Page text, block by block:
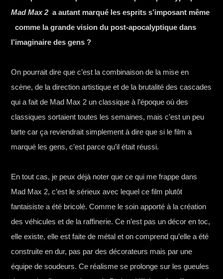
Mad Max 2a autant marqué les esprits s’imposant même
comme la grande vision du post-apocalyptique dans
l’imaginaire des gens ?
On pourrait dire que c’est la combinaison de la mise en
scène, de la direction artistique et de la brutalité des cascades
qui a fait de Mad Max 2 un classique à l’époque où des
classiques sortaient toutes les semaines, mais c’est un peu
tarte car ça reviendrait simplement à dire que si le film a
marqué les gens, c’est parce qu’il était réussi.
En tout cas, je peux déjà noter que ce qui me frappe dans
Mad Max 2, c’est le sérieux avec lequel ce film plutôt
fantaisiste a été bricolé. Comme le soin apporté à la création
des véhicules et de la raffinerie. Ce n’est pas un décor en toc,
elle existe, elle est faite de métal et on comprend qu’elle a été
construite en dur, pas par des décorateurs mais par une
équipe de soudeurs. Ce réalisme se prolonge sur les gueules